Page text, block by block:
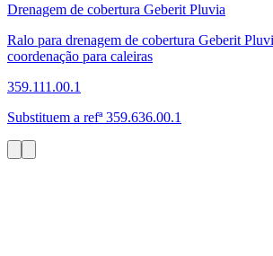
Drenagem de cobertura Geberit Pluvia
Ralo para drenagem de cobertura Geberit
coordenação para caleiras
359.111.00.1
Substituem a refª 359.636.00.1